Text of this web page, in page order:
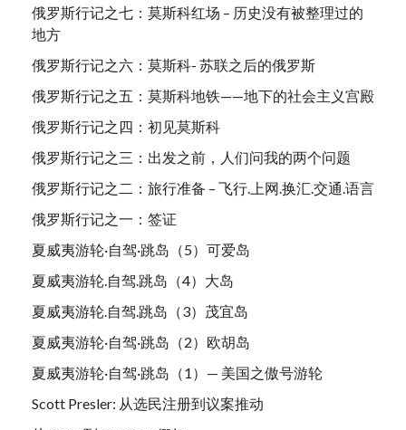
俄罗斯行记之七：莫斯科红场 – 历史没有被整理过的
地方
俄罗斯行记之六：莫斯科- 苏联之后的俄罗斯
俄罗斯行记之五：莫斯科地铁——地下的社会主义宫殿
俄罗斯行记之四：初见莫斯科
俄罗斯行记之三：出发之前，人们问我的两个问题
俄罗斯行记之二：旅行准备 – 飞行.上网.换汇.交通.语言
俄罗斯行记之一：签证
夏威夷游轮·自驾·跳岛（5）可爱岛
夏威夷游轮.自驾.跳岛（4）大岛
夏威夷游轮.自驾.跳岛（3）茂宜岛
夏威夷游轮·自驾·跳岛（2）欧胡岛
夏威夷游轮·自驾·跳岛（1）— 美国之傲号游轮
Scott Presler: 从选民注册到议案推动